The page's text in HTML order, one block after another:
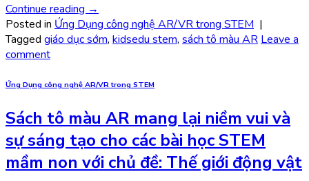
Continue reading →
Posted in Ứng Dụng công nghệ AR/VR trong STEM |
Tagged giáo dục sớm, kidsedu stem, sách tô màu AR Leave a
comment
Ứng Dụng công nghệ AR/VR trong STEM
Sách tô màu AR mang lại niềm vui và
sự sáng tạo cho các bài học STEM
mầm non với chủ đề: Thế giới động vật